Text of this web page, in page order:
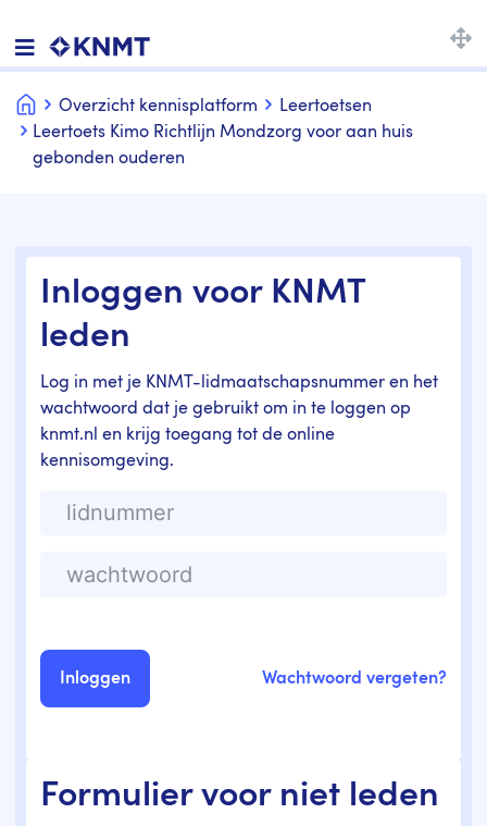
HomeOverzicht kennisplatform
Leertoetsen
Leertoets Kimo Richtlijn Mondzorg voor aan huis
gebonden ouderen
Inloggen voor KNMT
leden
Log in met je KNMT-lidmaatschapsnummer en het
wachtwoord dat je gebruikt om in te loggen op
knmt.nl en krijg toegang tot de online
kennisomgeving.
Wachtwoord vergeten?
Formulier voor niet leden